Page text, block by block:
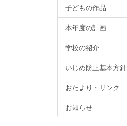
子どもの作品
本年度の計画
学校の紹介
いじめ防止基本方針
おたより・リンク
お知らせ